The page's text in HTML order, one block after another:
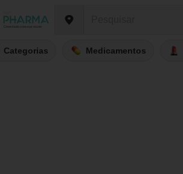
Categorias Medicamentos